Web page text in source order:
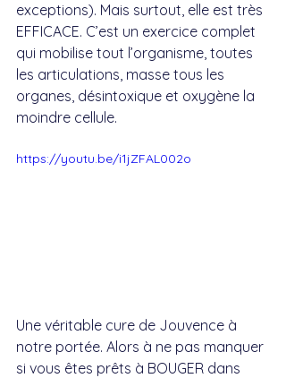
exceptions). Mais surtout, elle est très
EFFICACE. C’est un exercice complet
qui mobilise tout l’organisme, toutes
les articulations, masse tous les
organes, désintoxique et oxygène la
moindre cellule.
https://youtu.be/i1jZFAL002o
Une véritable cure de Jouvence à
notre portée. Alors à ne pas manquer
si vous êtes prêts à BOUGER dans